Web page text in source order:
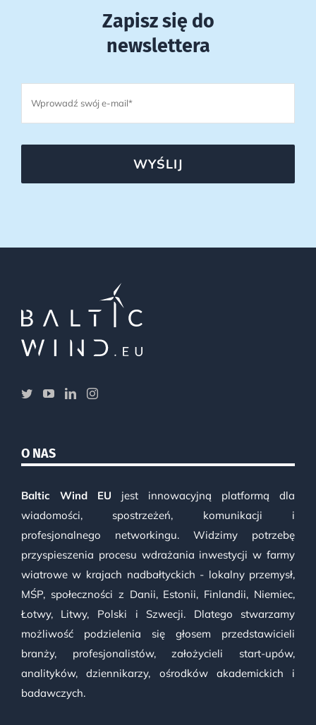
Zapisz się do
newslettera
WYŚLIJ
O NAS
Baltic Wind EU jest innowacyjną platformą dla
wiadomości, spostrzeżeń, komunikacji i
profesjonalnego networkingu. Widzimy potrzebę
przyspieszenia procesu wdrażania inwestycji w farmy
wiatrowe w krajach nadbałtyckich - lokalny przemysł,
MŚP, społeczności z Danii, Estonii, Finlandii, Niemiec,
Łotwy, Litwy, Polski i Szwecji. Dlatego stwarzamy
możliwość podzielenia się głosem przedstawicieli
branży, profesjonalistów, założycieli start-upów,
analityków, dziennikarzy, ośrodków akademickich i
badawczych.